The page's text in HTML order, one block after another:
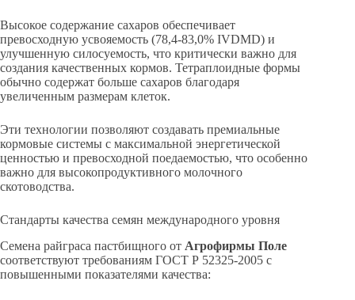
Высокое содержание сахаров обеспечивает
превосходную усвояемость (78,4-83,0% IVDMD) и
улучшенную силосуемость, что критически важно для
создания качественных кормов. Тетраплоидные формы
обычно содержат больше сахаров благодаря
увеличенным размерам клеток.
Эти технологии позволяют создавать премиальные
кормовые системы с максимальной энергетической
ценностью и превосходной поедаемостью, что особенно
важно для высокопродуктивного молочного
скотоводства.
Стандарты качества семян международного уровня
Семена райграса пастбищного от Агрофирмы Поле
соответствуют требованиям ГОСТ Р 52325-2005 с
повышенными показателями качества: